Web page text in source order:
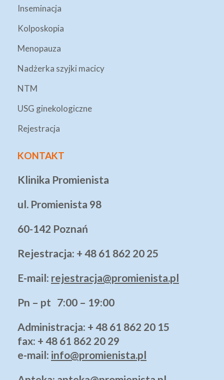
Inseminacja
Kolposkopia
Menopauza
Nadżerka szyjki macicy
NTM
USG ginekologiczne
Rejestracja
KONTAKT
Klinika Promienista
ul. Promienista 98
60-142 Poznań
Rejestracja: + 48 61 862 20 25
E-mail: rejestracja@promienista.pl
Pn – pt 7:00 – 19:00
Administracja: + 48 61 862 20 15
fax: + 48 61 862 20 29
e-mail: info@promienista.pl